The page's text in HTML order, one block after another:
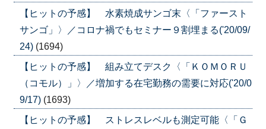
【ヒットの予感】 水素焼成サンゴ末〈「ファースト
サンゴ」〉／コロナ禍でもセミナー９割埋まる('20/09/
24) (1694)
【ヒットの予感】 組み立てデスク〈「ＫＯＭＯＲＵ
（コモル）」〉／増加する在宅勤務の需要に対応('20/0
9/17) (1693)
【ヒットの予感】 ストレスレベルも測定可能〈「Ｇ